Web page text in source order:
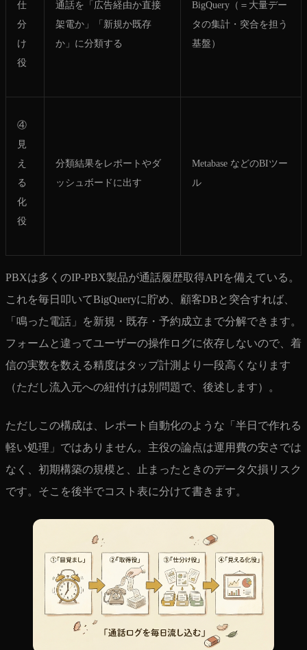
仕
分
け
役
通話を「広告経由か直接
架電か」「新規か既存
か」に分類する
BigQuery（＝大量デー
タの集計・突合を担う
基盤）
④
見
え
る
化
役
分類結果をレポートやダ
ッシュボードに出す
Metabase などのBIツー
ル
PBXは多くのIP-PBX製品が通話履歴取得APIを備えている。
これを毎日叩いてBigQueryに貯め、顧客DBと突合すれば、
「鳴った電話」を新規・既存・予約成立まで分解できます。
フォームと違ってユーザーの操作ログに依存しないので、着
信の実数を数える精度はタップ計測より一段高くなります
（ただし流入元への紐付けは別問題で、後述します）。
ただしこの構成は、レポート自動化のような「半日で作れる
軽い処理」ではありません。主役の論点は運用費の安さでは
なく、初期構築の規模と、止まったときのデータ欠損リスク
です。そこを後半でコスト表に分けて書きます。